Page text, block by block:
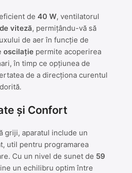
de 40 W, ventilatorul
viteză, permițându-vă să
de aer în funcție de
oscilație permite acoperirea
în timp ce opțiunea de
de a direcționa curentul
și Confort
griji, aparatul include un
util pentru programarea
Cu un nivel de sunet de 59
un echilibru optim între